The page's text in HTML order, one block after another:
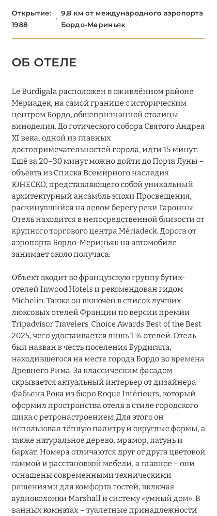
БРЕТАНЬ 5
ИЛЬ-ДЕ-ФРАНС
КОРСИКА 2
ЛАЗУРНЫЙ БЕРЕГ 34
НОРМАНДИЯ 6
О-ДЕ-ФРАНС 3
ОВЕРНЬ-РОНА-АЛЬПЫ 79
ОКСИТАНИЯ
ПАРИЖ
ПРОВАНС 20
Открытие:
1988
9,8 км от международного аэропорта
Бордо-Мериньяк
ОБ ОТЕЛЕ
Le Burdigala расположен в оживлённом районе
Мериадек, на самой границе с историческим
центром Бордо, общепризнанной столицы
виноделия. До готического собора Святого Андрея
XI века, одной из главных
достопримечательностей города, идти 15 минут.
Ещё за 20–30 минут можно дойти до Порта Луны –
объекта из Списка Всемирного наследия
ЮНЕСКО, представляющего собой уникальный
архитектурный ансамбль эпохи Просвещения,
раскинувшийся на левом берегу реки Гаронны.
Отель находится в непосредственной близости от
крупного торгового центра Mériadeck. Дорога от
аэропорта Бордо-Мериньяк на автомобиле
занимает около получаса.
Объект входит во французскую группу бутик-
отелей Inwood Hotels и рекомендован гидом
Michelin. Также он включён в список лучших
люксовых отелей Франции по версии премии
Tripadvisor Travelers’ Choice Awards Best of the Best
2025, чего удостаивается лишь 1 % отелей. Отель
был назван в честь поселения Бурдигала,
находившегося на месте города Бордо во времена
Древнего Рима. За классическим фасадом
скрывается актуальный интерьер от дизайнера
Фабьена Рока из бюро Roque Intérieurs, который
оформил пространства отеля в стиле городского
шика с ретронастроением. Для этого он
использовал тёплую палитру и округлые формы, а
также натуральное дерево, мрамор, латунь и
бархат. Номера отличаются друг от друга цветовой
гаммой и расстановкой мебели, а главное – они
оснащены современными техническими
решениями для комфорта гостей, включая
аудиоколонки Marshall и систему «умный дом». В
ванных комнатах – туалетные принадлежности